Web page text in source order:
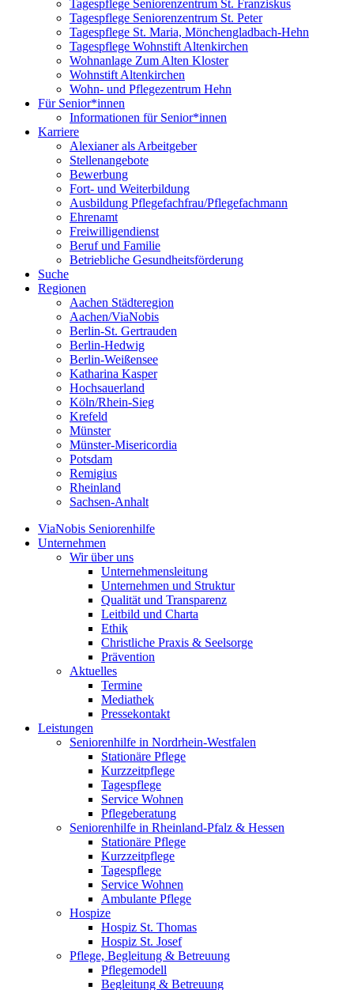
Tagespflege Seniorenzentrum St. Franziskus
Tagespflege Seniorenzentrum St. Peter
Tagespflege St. Maria, Mönchengladbach-Hehn
Tagespflege Wohnstift Altenkirchen
Wohnanlage Zum Alten Kloster
Wohnstift Altenkirchen
Wohn- und Pflegezentrum Hehn
Für Senior*innen
Informationen für Senior*innen
Karriere
Alexianer als Arbeitgeber
Stellenangebote
Bewerbung
Fort- und Weiterbildung
Ausbildung Pflegefachfrau/Pflegefachmann
Ehrenamt
Freiwilligendienst
Beruf und Familie
Betriebliche Gesundheitsförderung
Suche
Regionen
Aachen Städteregion
Aachen/ViaNobis
Berlin-St. Gertrauden
Berlin-Hedwig
Berlin-Weißensee
Katharina Kasper
Hochsauerland
Köln/Rhein-Sieg
Krefeld
Münster
Münster-Misericordia
Potsdam
Remigius
Rheinland
Sachsen-Anhalt
ViaNobis Seniorenhilfe
Unternehmen
Wir über uns
Unternehmensleitung
Unternehmen und Struktur
Qualität und Transparenz
Leitbild und Charta
Ethik
Christliche Praxis & Seelsorge
Prävention
Aktuelles
Termine
Mediathek
Pressekontakt
Leistungen
Seniorenhilfe in Nordrhein-Westfalen
Stationäre Pflege
Kurzzeitpflege
Tagespflege
Service Wohnen
Pflegeberatung
Seniorenhilfe in Rheinland-Pfalz & Hessen
Stationäre Pflege
Kurzzeitpflege
Tagespflege
Service Wohnen
Ambulante Pflege
Hospize
Hospiz St. Thomas
Hospiz St. Josef
Pflege, Begleitung & Betreuung
Pflegemodell
Begleitung & Betreuung